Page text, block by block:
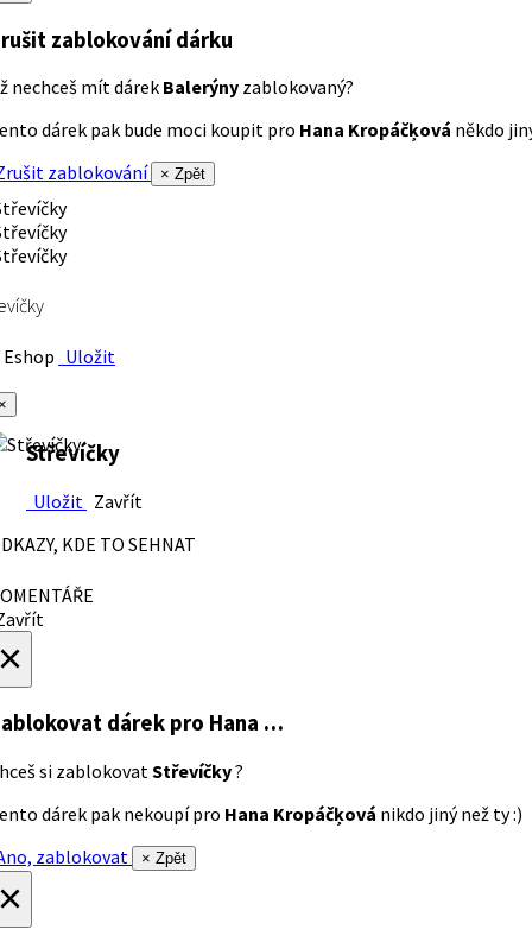
zablokování dárku
nechceš mít dárek Balerýny zablokovaný?
dárek pak bude moci koupit pro Hana Kropáčķová někdo
zablokování
× Zpět
Uložit
Střevíčky
Uložit Zavřít
KDE TO SEHNAT
dárek pro Hana …
si zablokovat Střevíčky?
dárek pak nekoupí pro Hana Kropáčķová nikdo jiný než ty :)
zablokovat
× Zpět